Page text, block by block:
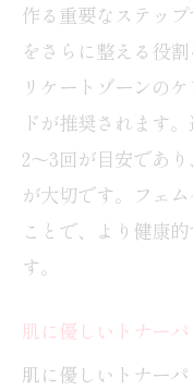
作る重要なステッ
をさらに整える役
リケートゾーンの
ドが推奨されます
2〜3回が目安であ
が大切です。フェ
ことで、より健康
す。
肌に優しいトナー
肌に優しいトナー